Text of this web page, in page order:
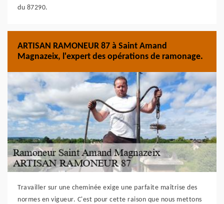
du 87290.
ARTISAN RAMONEUR 87 à Saint Amand
Magnazeix, l'expert des opérations de ramonage.
Travailler sur une cheminée exige une parfaite maîtrise des
normes en vigueur. C'est pour cette raison que nous mettons